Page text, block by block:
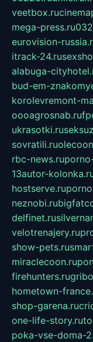
veetbox.ru
mega-press.ru
eurovision-
itrack-24.ru
alabuga-
bud-em-
korolevremont-
oooagrosnab.ru
ukrasotki.ru
sovratili.ru
rbc-news.ru
13autor-
hostserve.ru
neznobi.ru
delfinet.ru
velotrenajery.ru
show-pets.ru
miraclecoon.ru
firehunters.ru
hometown-
shop-garena.ru
one-life-story.ru
poka-vse-doma-